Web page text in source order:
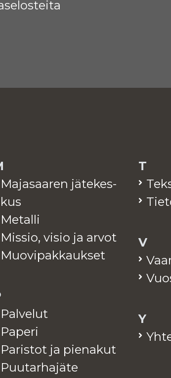
Ma­ja­saa­ren jä­te­kes­
kus
Me­tal­li
Mis­sio, visio ja arvot
Muo­vi­pak­kauk­set
Pal­ve­lut
Pa­pe­ri
Pa­ris­tot ja pie­na­kut
Puu­tar­ha­jä­te
T
V
Y